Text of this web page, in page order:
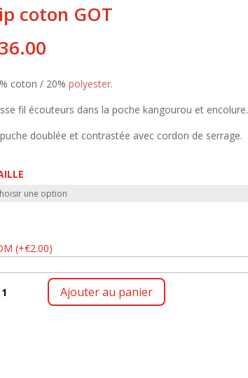
coton GOT
36.00
coton / 20%polyester.
fil écouteurs dans la poche kangourou et encolure.
doublée et contrastée avec cordon de serrage.
(+€2.00)
Ajouter au panier